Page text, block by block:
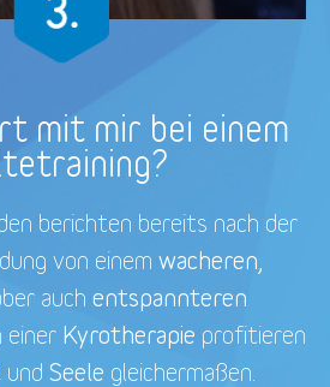
mit mir bei einem
berichten bereits nach der
von einem wacheren,
auch entspannteren
einer Kyrotherapie profitieren
und Seele gleichermaßen.